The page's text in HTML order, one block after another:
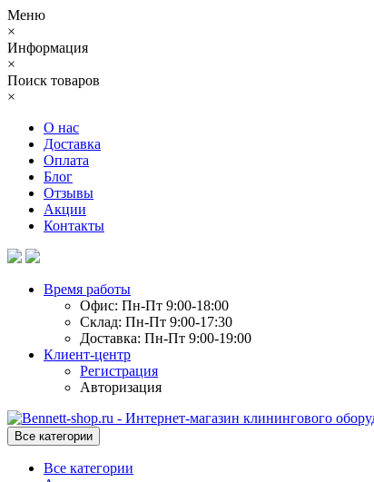
Меню
×
Информация
×
Поиск товаров
×
О нас
Доставка
Оплата
Блог
Отзывы
Акции
Контакты
Время работы
Офис: Пн-Пт 9:00-18:00
Склад: Пн-Пт 9:00-17:30
Доставка: Пн-Пт 9:00-19:00
Клиент-центр
Регистрация
Авторизация
Все категории
Все категории